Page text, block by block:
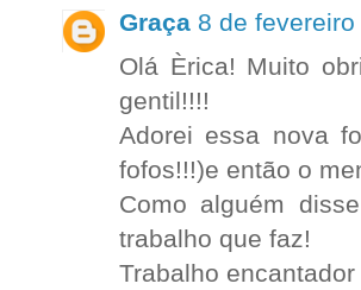
Graça 8 de
Olá Èrica! Muito
gentil!!!!
Adorei essa nova
fofos!!!)e então o
Como alguém
trabalho que faz!
Trabalho